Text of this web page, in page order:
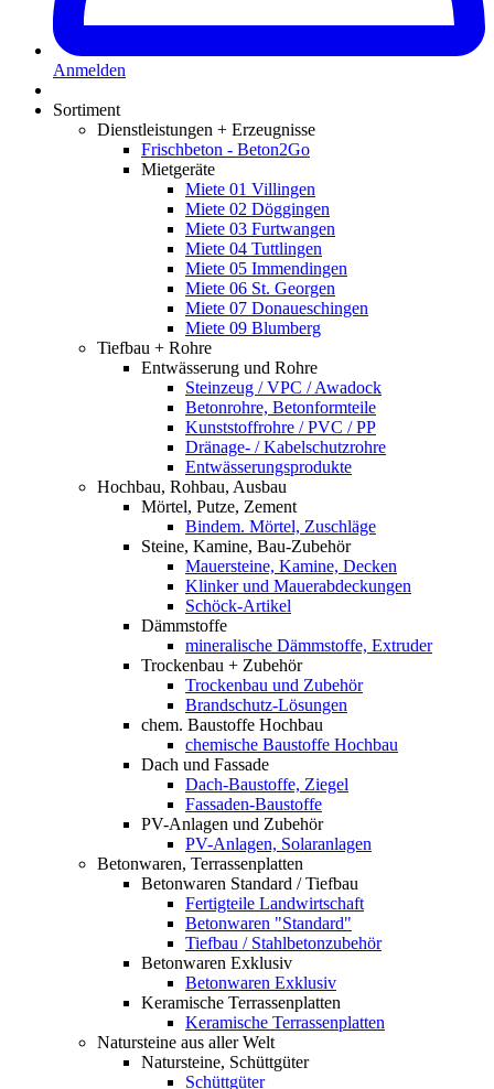
Anmelden
Sortiment
Dienstleistungen + Erzeugnisse
Frischbeton - Beton2Go
Mietgeräte
Miete 01 Villingen
Miete 02 Döggingen
Miete 03 Furtwangen
Miete 04 Tuttlingen
Miete 05 Immendingen
Miete 06 St. Georgen
Miete 07 Donaueschingen
Miete 09 Blumberg
Tiefbau + Rohre
Entwässerung und Rohre
Steinzeug / VPC / Awadock
Betonrohre, Betonformteile
Kunststoffrohre / PVC / PP
Dränage- / Kabelschutzrohre
Entwässerungsprodukte
Hochbau, Rohbau, Ausbau
Mörtel, Putze, Zement
Bindem. Mörtel, Zuschläge
Steine, Kamine, Bau-Zubehör
Mauersteine, Kamine, Decken
Klinker und Mauerabdeckungen
Schöck-Artikel
Dämmstoffe
mineralische Dämmstoffe, Extruder
Trockenbau + Zubehör
Trockenbau und Zubehör
Brandschutz-Lösungen
chem. Baustoffe Hochbau
chemische Baustoffe Hochbau
Dach und Fassade
Dach-Baustoffe, Ziegel
Fassaden-Baustoffe
PV-Anlagen und Zubehör
PV-Anlagen, Solaranlagen
Betonwaren, Terrassenplatten
Betonwaren Standard / Tiefbau
Fertigteile Landwirtschaft
Betonwaren "Standard"
Tiefbau / Stahlbetonzubehör
Betonwaren Exklusiv
Betonwaren Exklusiv
Keramische Terrassenplatten
Keramische Terrassenplatten
Natursteine aus aller Welt
Natursteine, Schüttgüter
Schüttgüter